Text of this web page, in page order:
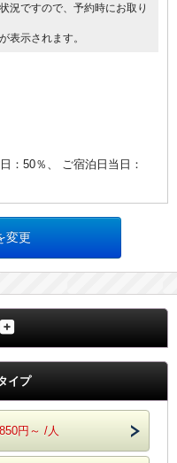
況ですので、予約時にお取り
表示されます。
：50％、 ご宿泊日当日：
変更
イプ
円～ /人